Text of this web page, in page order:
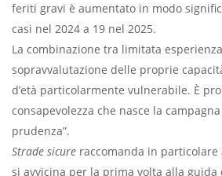
feriti gravi è aumentato in modo
casi nel 2024 a 19 nel 2025.
La combinazione tra limitata
sopravvalutazione delle proprie
d’età particolarmente vulnerabile. È
consapevolezza che nasce la
prudenza”.
Strade sicure raccomanda in
si avvicina per la prima volta alla guida